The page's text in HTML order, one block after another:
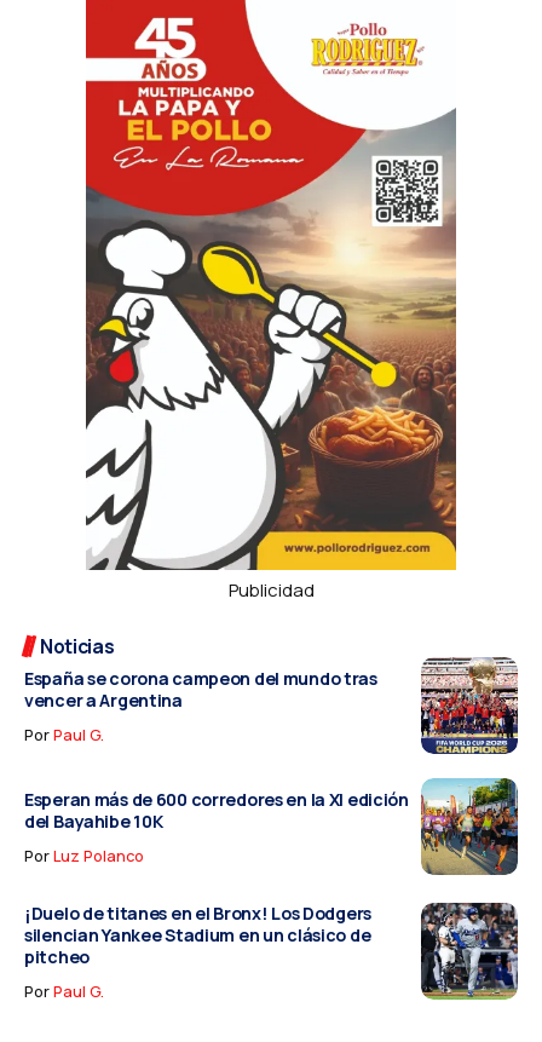
Publicidad
Noticias
España se corona campeon del mundo tras
vencer a Argentina
PorPaul G.
Esperan más de 600 corredores en la XI edición
del Bayahibe 10K
PorLuz Polanco
¡Duelo de titanes en el Bronx! Los Dodgers
silencian Yankee Stadium en un clásico de
pitcheo
PorPaul G.